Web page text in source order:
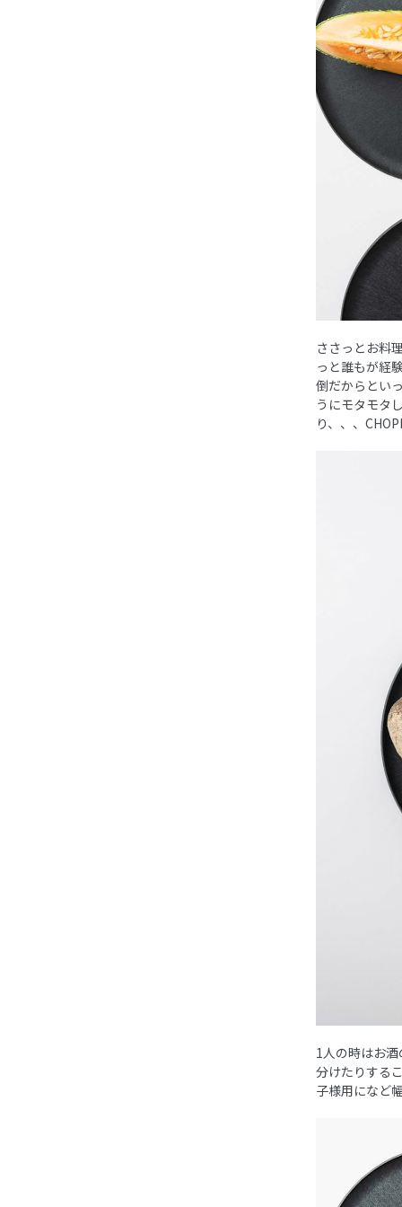
ささっとお料
っと誰もが経
倒だからとい
うにモタモタ
り、、、
1人の時はお
分けたりする
子様用になど